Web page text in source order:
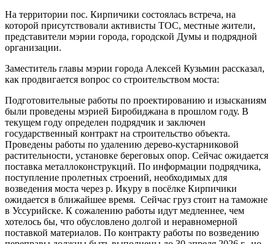
На территории пос. Кирпичики состоялась встреча, на
которой присутствовали активисты ТОС, местные жители,
представители мэрии города, городской Думы и подрядной
организации.
Заместитель главы мэрии города Алексей Кузьмин рассказал,
как продвигается вопрос со строительством моста:
Подготовительные работы по проектированию и изысканиям
были проведены мэрией Биробиджана в прошлом году. В
текущем году определен подрядчик и заключен
государственный контракт на строительство объекта.
Проведены работы по удалению дерево-кустарниковой
растительности, установке береговых опор. Сейчас ожидается
поставка металлоконструкций. По информации подрядчика,
поступление пролетных строений, необходимых для
возведения моста через р. Икуру в посёлке Кирпичики
ожидается в ближайшее время. Сейчас груз стоит на таможне
в Уссурийске. К сожалению работы идут медленнее, чем
хотелось бы, что обусловлено долгой и неравномерной
поставкой материалов. По контракту работы по возведению